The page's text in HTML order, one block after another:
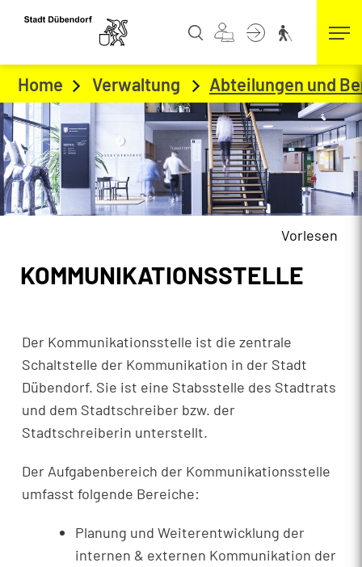
Kopfzeile
Vorlesen
Home Verwaltung Abteilungen und
Inhalt
KOMMUNIKATIONSSTELLE
Der Kommunikationsstelle ist die zentrale
Schaltstelle der Kommunikation in der Stadt
Dübendorf. Sie ist eine Stabsstelle des Stadtrats
und dem Stadtschreiber bzw. der
Stadtschreiberin unterstellt.
Der Aufgabenbereich der Kommunikationsstelle
umfasst folgende Bereiche:
Planung und Weiterentwicklung der
internen & externen Kommunikation der
Zugehörige Objekte